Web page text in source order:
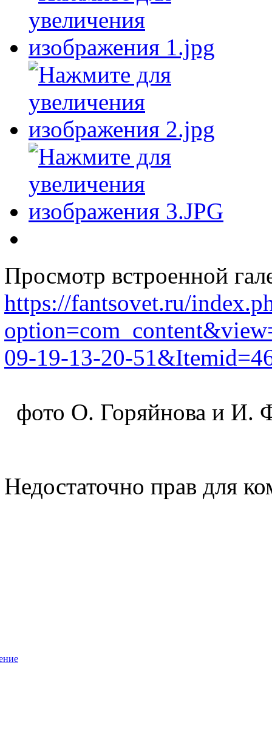
Просмотр встроенной
https://fantsovet.ru/
09-19-13-20-
фото О. Горяйнова и И.
Недостаточно прав для